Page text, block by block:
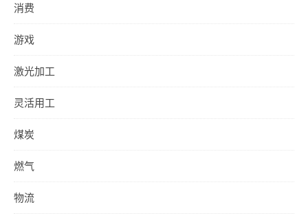
消费
游戏
激光加工
灵活用工
煤炭
燃气
物流